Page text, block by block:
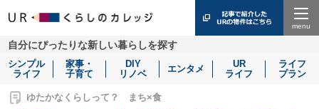
自分にぴったりな新しい暮らしを探す
シンプル
ライフ
家事・
子育て
DIY
リノベ
エンタメ
UR
ライフ
ライフ
プラン
ゆたかなくらしって？ まち×食